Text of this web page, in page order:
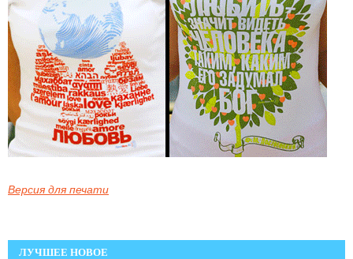
Версия для печати
ЛУЧШЕЕ НОВОЕ